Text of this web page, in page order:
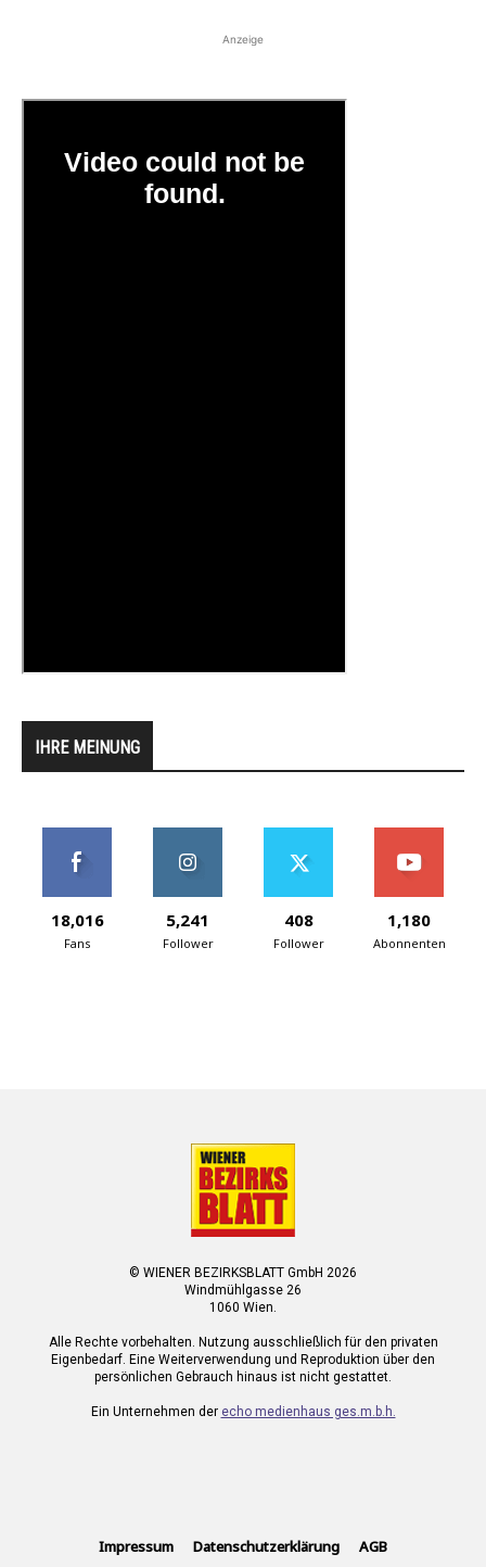
Anzeige
IHRE MEINUNG
18,016
Fans
5,241
Follower
408
Follower
1,180
Abonnenten
© WIENER BEZIRKSBLATT GmbH 2026
Windmühlgasse 26
1060 Wien.
Alle Rechte vorbehalten. Nutzung ausschließlich für den privaten
Eigenbedarf. Eine Weiterverwendung und Reproduktion über den
persönlichen Gebrauch hinaus ist nicht gestattet.
Ein Unternehmen der echo medienhaus ges.m.b.h.
Impressum Datenschutzerklärung AGB